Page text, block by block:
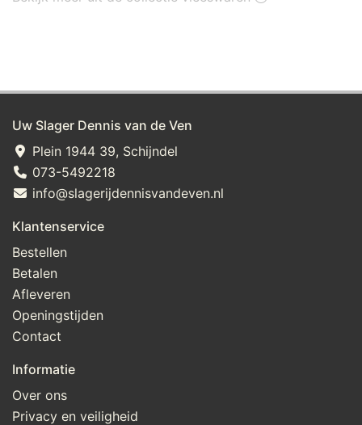
Uw Slager Dennis van de Ven
Plein 1944 39, Schijndel
073-5492218
info@slagerijdennisvandeven.nl
Klantenservice
Bestellen
Betalen
Afleveren
Openingstijden
Contact
Informatie
Over ons
Privacy en veiligheid